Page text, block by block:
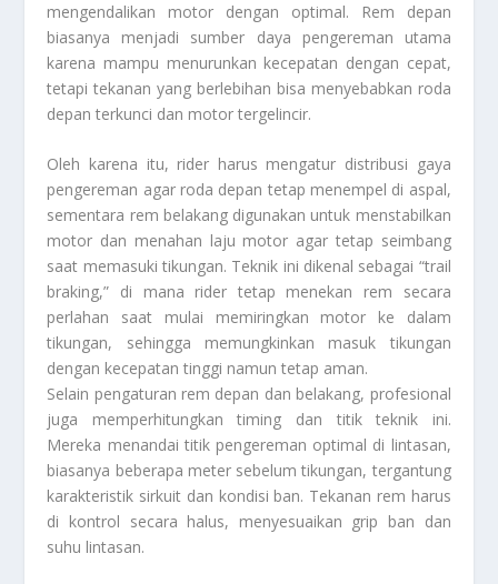
mengendalikan motor dengan optimal. Rem depan
biasanya menjadi sumber daya pengereman utama
karena mampu menurunkan kecepatan dengan cepat,
tetapi tekanan yang berlebihan bisa menyebabkan roda
depan terkunci dan motor tergelincir.
Oleh karena itu, rider harus mengatur distribusi gaya
pengereman agar roda depan tetap menempel di aspal,
sementara rem belakang digunakan untuk menstabilkan
motor dan menahan laju motor agar tetap seimbang
saat memasuki tikungan. Teknik ini dikenal sebagai “trail
braking,” di mana rider tetap menekan rem secara
perlahan saat mulai memiringkan motor ke dalam
tikungan, sehingga memungkinkan masuk tikungan
dengan kecepatan tinggi namun tetap aman.
Selain pengaturan rem depan dan belakang, profesional
juga memperhitungkan timing dan titik teknik ini.
Mereka menandai titik pengereman optimal di lintasan,
biasanya beberapa meter sebelum tikungan, tergantung
karakteristik sirkuit dan kondisi ban. Tekanan rem harus
di kontrol secara halus, menyesuaikan grip ban dan
suhu lintasan.